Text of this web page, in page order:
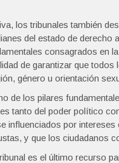
los tribunales también
del estado de derecho
consagrados en
de garantizar que
género u orientación
de los pilares
tanto del poder político
influenciados por
y que los ciudadanos
es el último recurso